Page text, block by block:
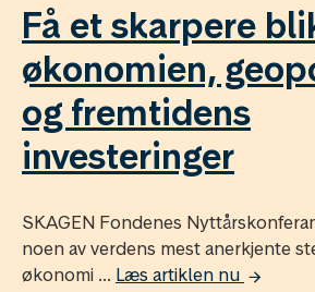
Få et skarpere
økonomien,
og fremtidens
investeringer
SKAGEN Fondenes
noen av verdens mest anerkjente
økonomi ... Læs artiklen nu